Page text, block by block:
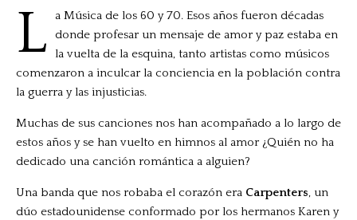
L
a Música de los 60 y 70. Esos años fueron décadas
donde profesar un mensaje de amor y paz estaba en
la vuelta de la esquina, tanto artistas como músicos
comenzaron a inculcar la conciencia en la población contra
la guerra y las injusticias.
Muchas de sus canciones nos han acompañado a lo largo de
estos años y se han vuelto en himnos al amor ¿Quién no ha
dedicado una canción romántica a alguien?
Una banda que nos robaba el corazón era Carpenters, un
dúo estadounidense conformado por los hermanos Karen y